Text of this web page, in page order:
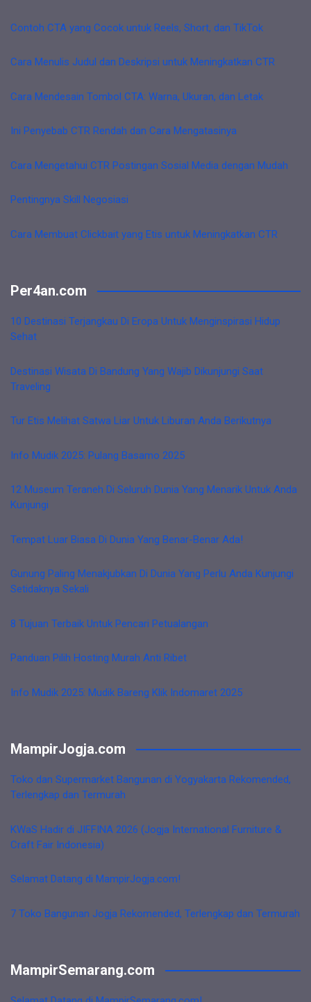
Contoh CTA yang Cocok untuk Reels, Short, dan TikTok
Cara Menulis Judul dan Deskripsi untuk Meningkatkan CTR
Cara Mendesain Tombol CTA: Warna, Ukuran, dan Letak
Ini Penyebab CTR Rendah dan Cara Mengatasinya
Cara Mengetahui CTR Postingan Sosial Media dengan Mudah
Pentingnya Skill Negosiasi
Cara Membuat Clickbait yang Etis untuk Meningkatkan CTR
Per4an.com
10 Destinasi Terjangkau Di Eropa Untuk Menginspirasi Hidup
Sehat
Destinasi Wisata Di Bandung Yang Wajib Dikunjungi Saat
Traveling
Tur Etis Melihat Satwa Liar Untuk Liburan Anda Berikutnya
Info Mudik 2025: Pulang Basamo 2025
12 Museum Teraneh Di Seluruh Dunia Yang Menarik Untuk Anda
Kunjungi
Tempat Luar Biasa Di Dunia Yang Benar-Benar Ada!
Gunung Paling Menakjubkan Di Dunia Yang Perlu Anda Kunjungi
Setidaknya Sekali
8 Tujuan Terbaik Untuk Pencari Petualangan
Panduan Pilih Hosting Murah Anti Ribet
Info Mudik 2025: Mudik Bareng Klik Indomaret 2025
MampirJogja.com
Toko dan Supermarket Bangunan di Yogyakarta Rekomended,
Terlengkap dan Termurah
KWaS Hadir di JIFFINA 2026 (Jogja International Furniture &
Craft Fair Indonesia)
Selamat Datang di MampirJogja.com!
7 Toko Bangunan Jogja Rekomended, Terlengkap dan Termurah
MampirSemarang.com